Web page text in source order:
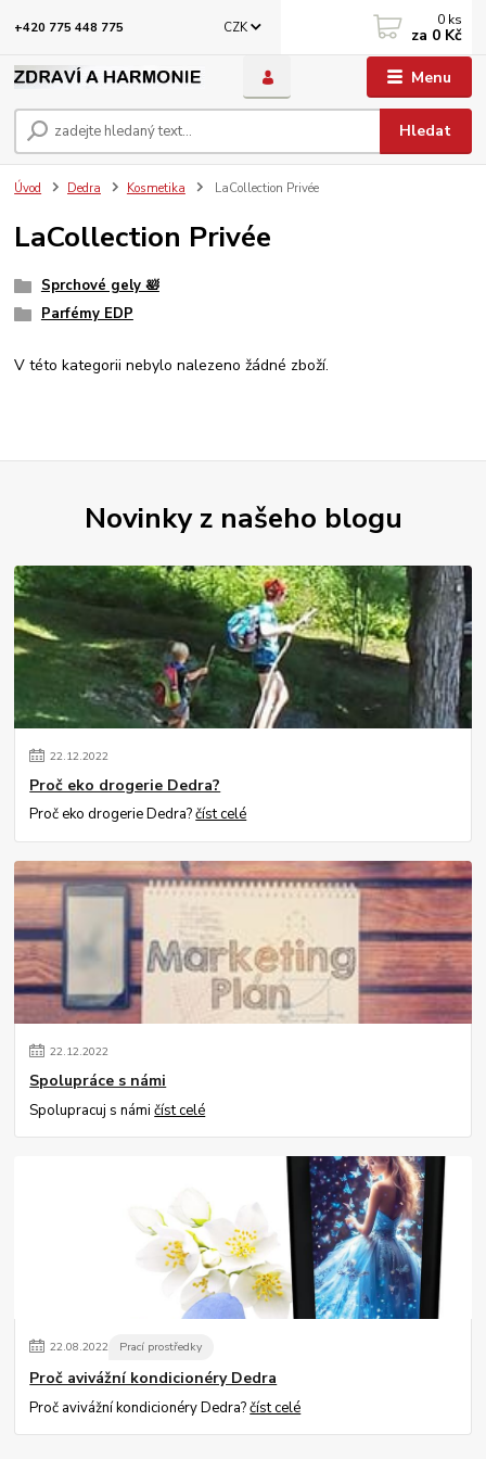
Menu
CZK
Hledat
+420 775 448 775 0 ks
za 0 Kč
Úvod Dedra Kosmetika LaCollection Privée
LaCollection Privée
Sprchové gely 🛀
Parfémy EDP
V této kategorii nebylo nalezeno žádné zboží.
Novinky z našeho blogu
22.12.2022
Proč eko drogerie Dedra?
Proč eko drogerie Dedra?číst celé
22.12.2022
Spolupráce s námi
Spolupracuj s námičíst celé
22.08.2022 Prací prostředky
Proč avivážní kondicionéry Dedra
Proč avivážní kondicionéry Dedra?číst celé